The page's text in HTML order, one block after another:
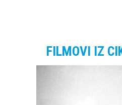
FILMOVI IZ